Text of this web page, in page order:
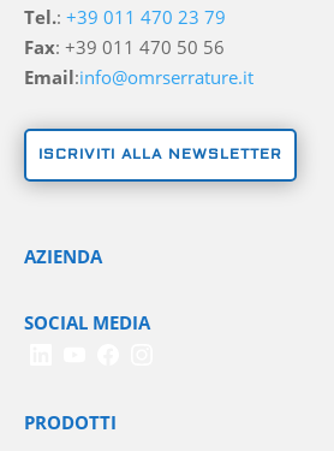
Tel.:+39 011 470 23 79
Fax: +39 011 470 50 56
Email:info@omrserrature.it
ISCRIVITI ALLA NEWSLETTER
AZIENDA
SOCIAL MEDIA
PRODOTTI